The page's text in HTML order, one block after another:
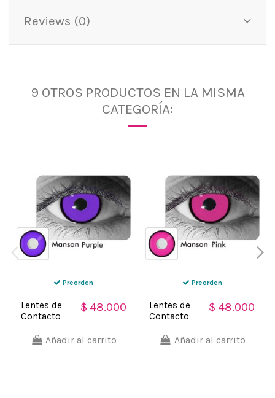
Reviews (0)
9 OTROS PRODUCTOS EN LA MISMA
CATEGORÍA:
Preorden
Lentes de
Contacto
Manson
$ 48.000
Añadir al carrito
Preorden
Lentes de
Contacto
Manson
$ 48.000
Añadir al carrito